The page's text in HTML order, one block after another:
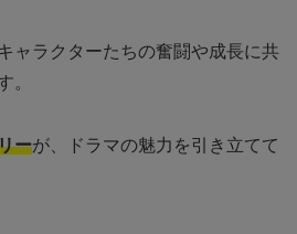
ャラクターたちの奮闘や成長に共
。
ーが、ドラマの魅力を引き立てて